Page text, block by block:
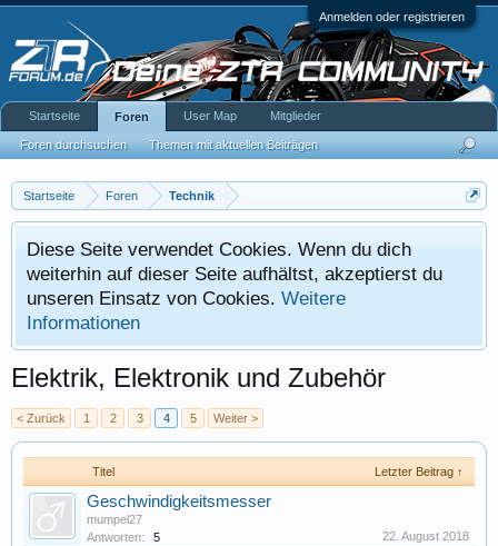
Anmelden oder registrieren
Startseite Foren Technik
Diese Seite verwendet Cookies. Wenn du dich
weiterhin auf dieser Seite aufhältst, akzeptierst du
unseren Einsatz von Cookies. Weitere
Informationen
Elektrik, Elektronik und Zubehör
< Zurück 1 2 3 4 5 Weiter >
Titel Letzter Beitrag ↑
Geschwindigkeitsmesser
mumpel27
Antworten:
5 22. August 2018
Startseite Foren
Foren durchsuchen Themen mit aktuellen Beiträgen
User Map Mitglieder